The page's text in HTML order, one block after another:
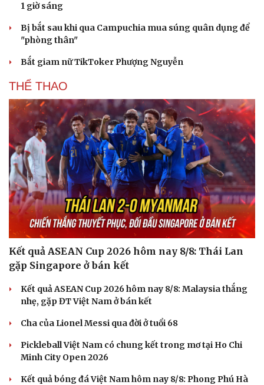
Sân khấu - Điện ảnh
Văn học
Âm nhạc
Di sản
Thời trang
Sao Việt
1 giờ sáng
Bị bắt sau khi qua Campuchia mua súng quân dụng để
"phòng thân"
Bắt giam nữ TikToker Phượng Nguyễn
THỂ THAO
Kết quả ASEAN Cup 2026 hôm nay 8/8: Thái Lan
gặp Singapore ở bán kết
Kết quả ASEAN Cup 2026 hôm nay 8/8: Malaysia thắng
nhẹ, gặp ĐT Việt Nam ở bán kết
Cha của Lionel Messi qua đời ở tuổi 68
Pickleball Việt Nam có chung kết trong mơ tại Ho Chi
Minh City Open 2026
Kết quả bóng đá Việt Nam hôm nay 8/8: Phong Phú Hà